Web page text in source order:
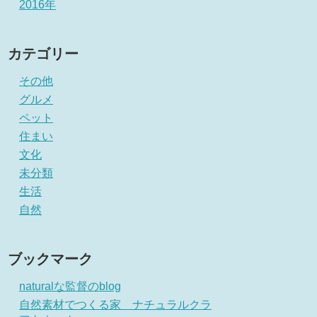
2016年
カテゴリー
その他
グルメ
ペット
住まい
文化
未分類
生活
自然
ブックマーク
naturalな監督のblog
自然素材でつくる家 ナチュラルクラ